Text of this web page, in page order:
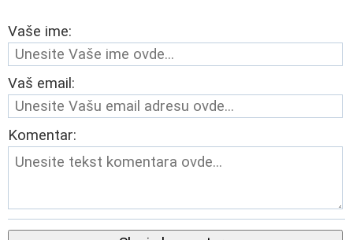
Vaše ime:
Vaš email:
Komentar: